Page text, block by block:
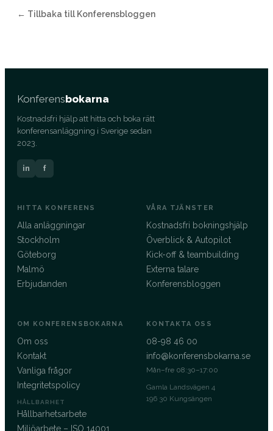
← Tillbaka till Konferensbloggen
Konferensbokarna
Kostnadsfri hjälp att hitta och boka rätt
konferensanläggning i Sverige sedan
2023.
in f
HITTA KONFERENS
Alla anläggningar
Stockholm
Göteborg
Malmö
Erbjudanden
VÅRA TJÄNSTER
Kostnadsfri bokningshjälp
Överblick & Autopilot
Kick-off & teambuilding
Externa talare
Konferensbloggen
OM KONFERENSBOKARNA
Om oss
Kontakt
Vanliga frågor
Integritetspolicy
HÅLLBARHET
Hållbarhetsarbete
Miljöarbete – ISO 14001
KONTAKTA OSS
08-98 46 00
info@konferensbokarna.se
Mån–fre 08:30–17:00
Gamla Landsvägen 4
196 30 Kungsängen